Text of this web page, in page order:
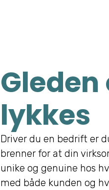
lykkes
Driver du en bedrift er
brenner for at din
unike og genuine hos
med både kunden og